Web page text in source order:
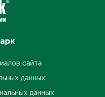
сайта
данных
данных